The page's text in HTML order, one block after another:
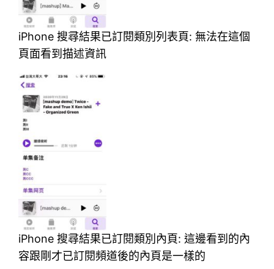
iPhone 搜尋結果已訂閱類別列表頁: 無法在這個
頁面看到描述資訊
iPhone 搜尋結果已訂閱類別內頁: 這邊看到的內
容跟剛才已訂閱頻道後的內頁是一樣的